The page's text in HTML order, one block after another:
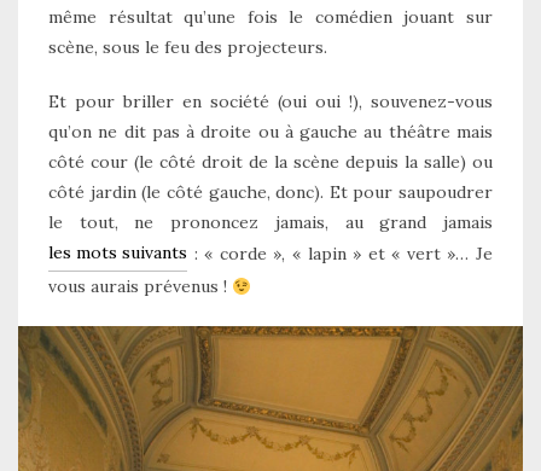
même résultat qu’une fois le comédien jouant sur
scène, sous le feu des projecteurs.
Et pour briller en société (oui oui !), souvenez-vous
qu’on ne dit pas à droite ou à gauche au théâtre mais
côté cour (le côté droit de la scène depuis la salle) ou
côté jardin (le côté gauche, donc). Et pour saupoudrer
le tout, ne prononcez jamais, au grand jamais
les mots suivants : « corde », « lapin » et « vert »… Je
vous aurais prévenus !